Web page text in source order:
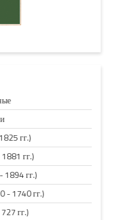
гг.)
гг.)
1894 гг.)
- 1740 гг.)
гг.)